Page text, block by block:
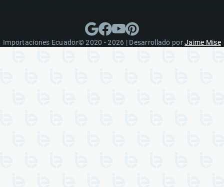
Importaciones Ecuador© 2020 - 2026 | Desarrollado porJaime Mise